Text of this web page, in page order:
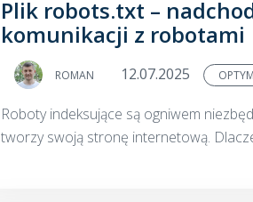
Plik robots.txt –
komunikacji z robotami
ROMAN 12.07.2025
Roboty indeksujące są ogniwem
tworzy swoją stronę internetową.